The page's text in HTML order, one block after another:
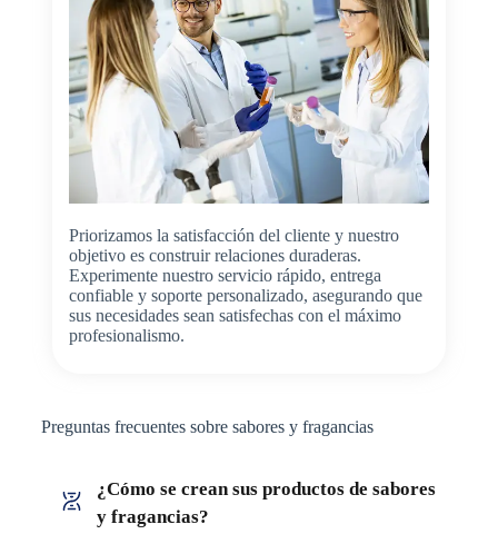
Priorizamos la satisfacción del cliente y nuestro
objetivo es construir relaciones duraderas.
Experimente nuestro servicio rápido, entrega
confiable y soporte personalizado, asegurando que
sus necesidades sean satisfechas con el máximo
profesionalismo.
Preguntas frecuentes sobre sabores y fragancias
¿Cómo se crean sus productos de sabores
y fragancias?